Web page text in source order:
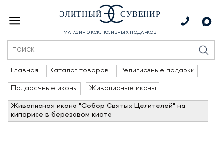
ЭЛИТНЫЙ СУВЕНИР
МАГАЗИН ЭКСКЛЮЗИВНЫХ ПОДАРКОВ
Главная Каталог товаров Религиозные подарки
Подарочные иконы Живописные иконы
Живописная икона "Собор Святых Целителей" на
кипарисе в березовом киоте